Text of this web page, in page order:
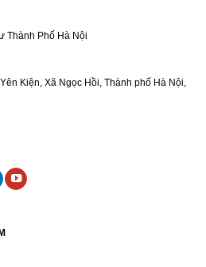
Thành Phố Hà Nội
Kiện, Xã Ngọc Hồi, Thành phố Hà Nội,